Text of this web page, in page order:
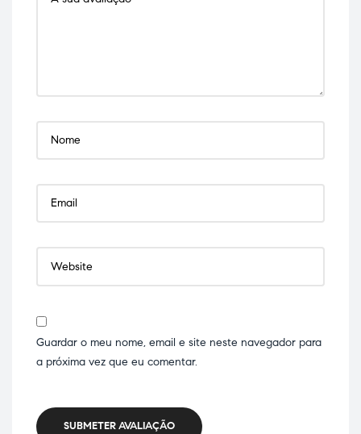
Guardar o meu nome, email e site neste navegador para
a próxima vez que eu comentar.
SUBMETER AVALIAÇÃO